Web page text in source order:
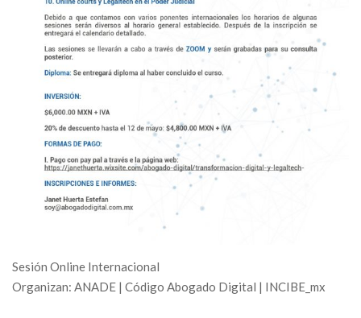
Sesión Online Internacional
Organizan: ANADE | Código Abogado Digital | INCIBE_mx